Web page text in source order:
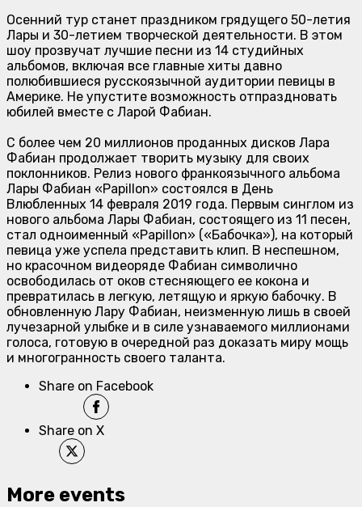
Осенний тур станет праздником грядущего 50-летия
Лары и 30-летием творческой деятельности. В этом
шоу прозвучат лучшие песни из 14 студийных
альбомов, включая все главные хиты давно
полюбившиеся русскоязычной аудитории певицы в
Америке. Не упустите возможность отпраздновать
юбилей вместе с Ларой Фабиан.
С более чем 20 миллионов проданных дисков Лара
Фабиан продолжает творить музыку для своих
поклонников. Релиз нового франкоязычного альбома
Лары Фабиан «Papillon» состоялся в День
Влюбленных 14 февраля 2019 года. Первым синглом из
нового альбома Лары Фабиан, состоящего из 11 песен,
стал одноименный «Papillon» («Бабочка»), на который
певица уже успела представить клип. В неспешном,
но красочном видеоряде Фабиан символично
освободилась от оков стесняющего ее кокона и
превратилась в легкую, летящую и яркую бабочку. В
обновленную Лару Фабиан, неизменную лишь в своей
лучезарной улыбке и в силе узнаваемого миллионами
голоса, готовую в очередной раз доказать миру мощь
и многогранность своего таланта.
Share on Facebook
Share on X
More events